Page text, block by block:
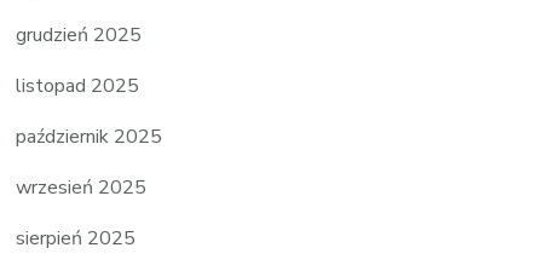
grudzień 2025
listopad 2025
październik 2025
wrzesień 2025
sierpień 2025